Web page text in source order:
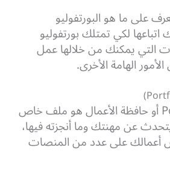
على ما هو البورتفوليو
لكي تمتلك بورتفوليو
التي يمكنك من خلالها عمل
الهامة الأخرى.
البورتفوليو Portfolio أو حافظة الأعمال هو ملف خاص
عن مهنتك وما أنجزته فيها،
على عدد من المنصات